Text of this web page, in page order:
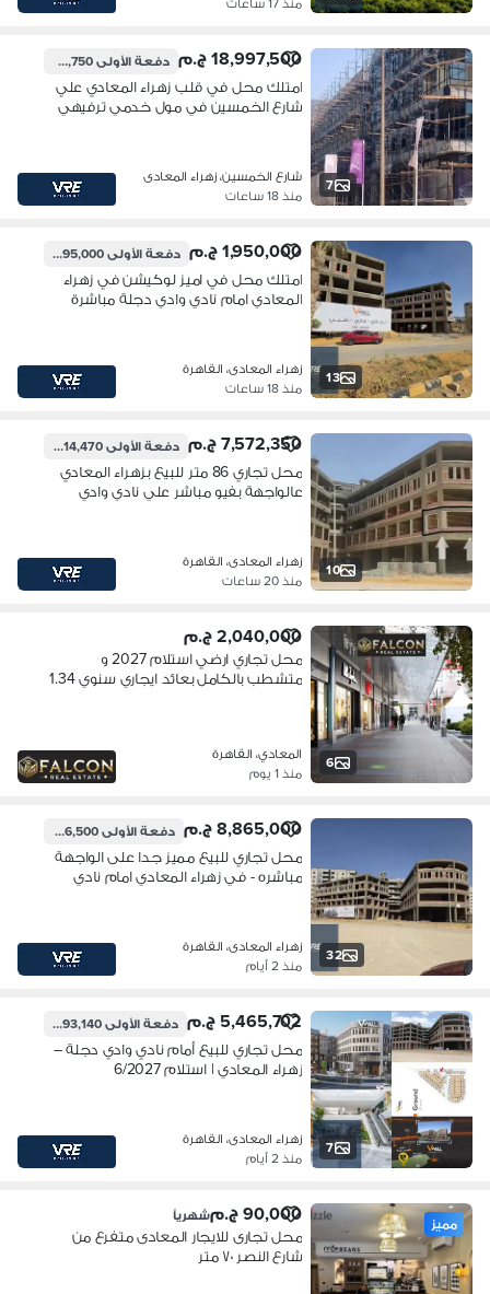
7
18,997,500 ج.م دفعة الأولى1,899,750 ج.م
امتلك محل في قلب زهراء المعادي علي
شارع الخمسين في مول خدمي ترفيهي
شارع الخمسين، زهراء المعادى
منذ 18 ساعات
13
1,950,000 ج.م دفعة الأولى195,000 ج.م
امتلك محل في اميز لوكيشن في زهراء
المعادي امام نادي وادي دجلة مباشرة
زهراء المعادى، القاهرة
منذ 18 ساعات
10
7,572,350 ج.م دفعة الأولى1,514,470 ج.م
محل تجاري 86 متر للبيع بزهراء المعادي
عالواجهة بفيو مباشر علي نادي وادي
زهراء المعادى، القاهرة
منذ 20 ساعات
6
2,040,000 ج.م
محل تجاري ارضي استلام 2027 و
متشطب بالكامل بعائد ايجاري سنوي 1.34
المعادي، القاهرة
منذ 1 يوم
32
8,865,000 ج.م دفعة الأولى886,500 ج.م
محل تجاري للبيع مميز جدا على الواجهة
مباشره - في زهراء المعادي امام نادي
زهراء المعادى، القاهرة
منذ 2 أيام
7
5,465,702 ج.م دفعة الأولى1,093,140 ج.م
محل تجاري للبيع أمام نادي وادي دجلة –
زهراء المعادي | استلام 6/2027
زهراء المعادى، القاهرة
منذ 2 أيام
مميز 90,000 ج.م شهرياً
محل تجارى للايجار المعادى متفرع من
شارع النصر ٧٠ متر